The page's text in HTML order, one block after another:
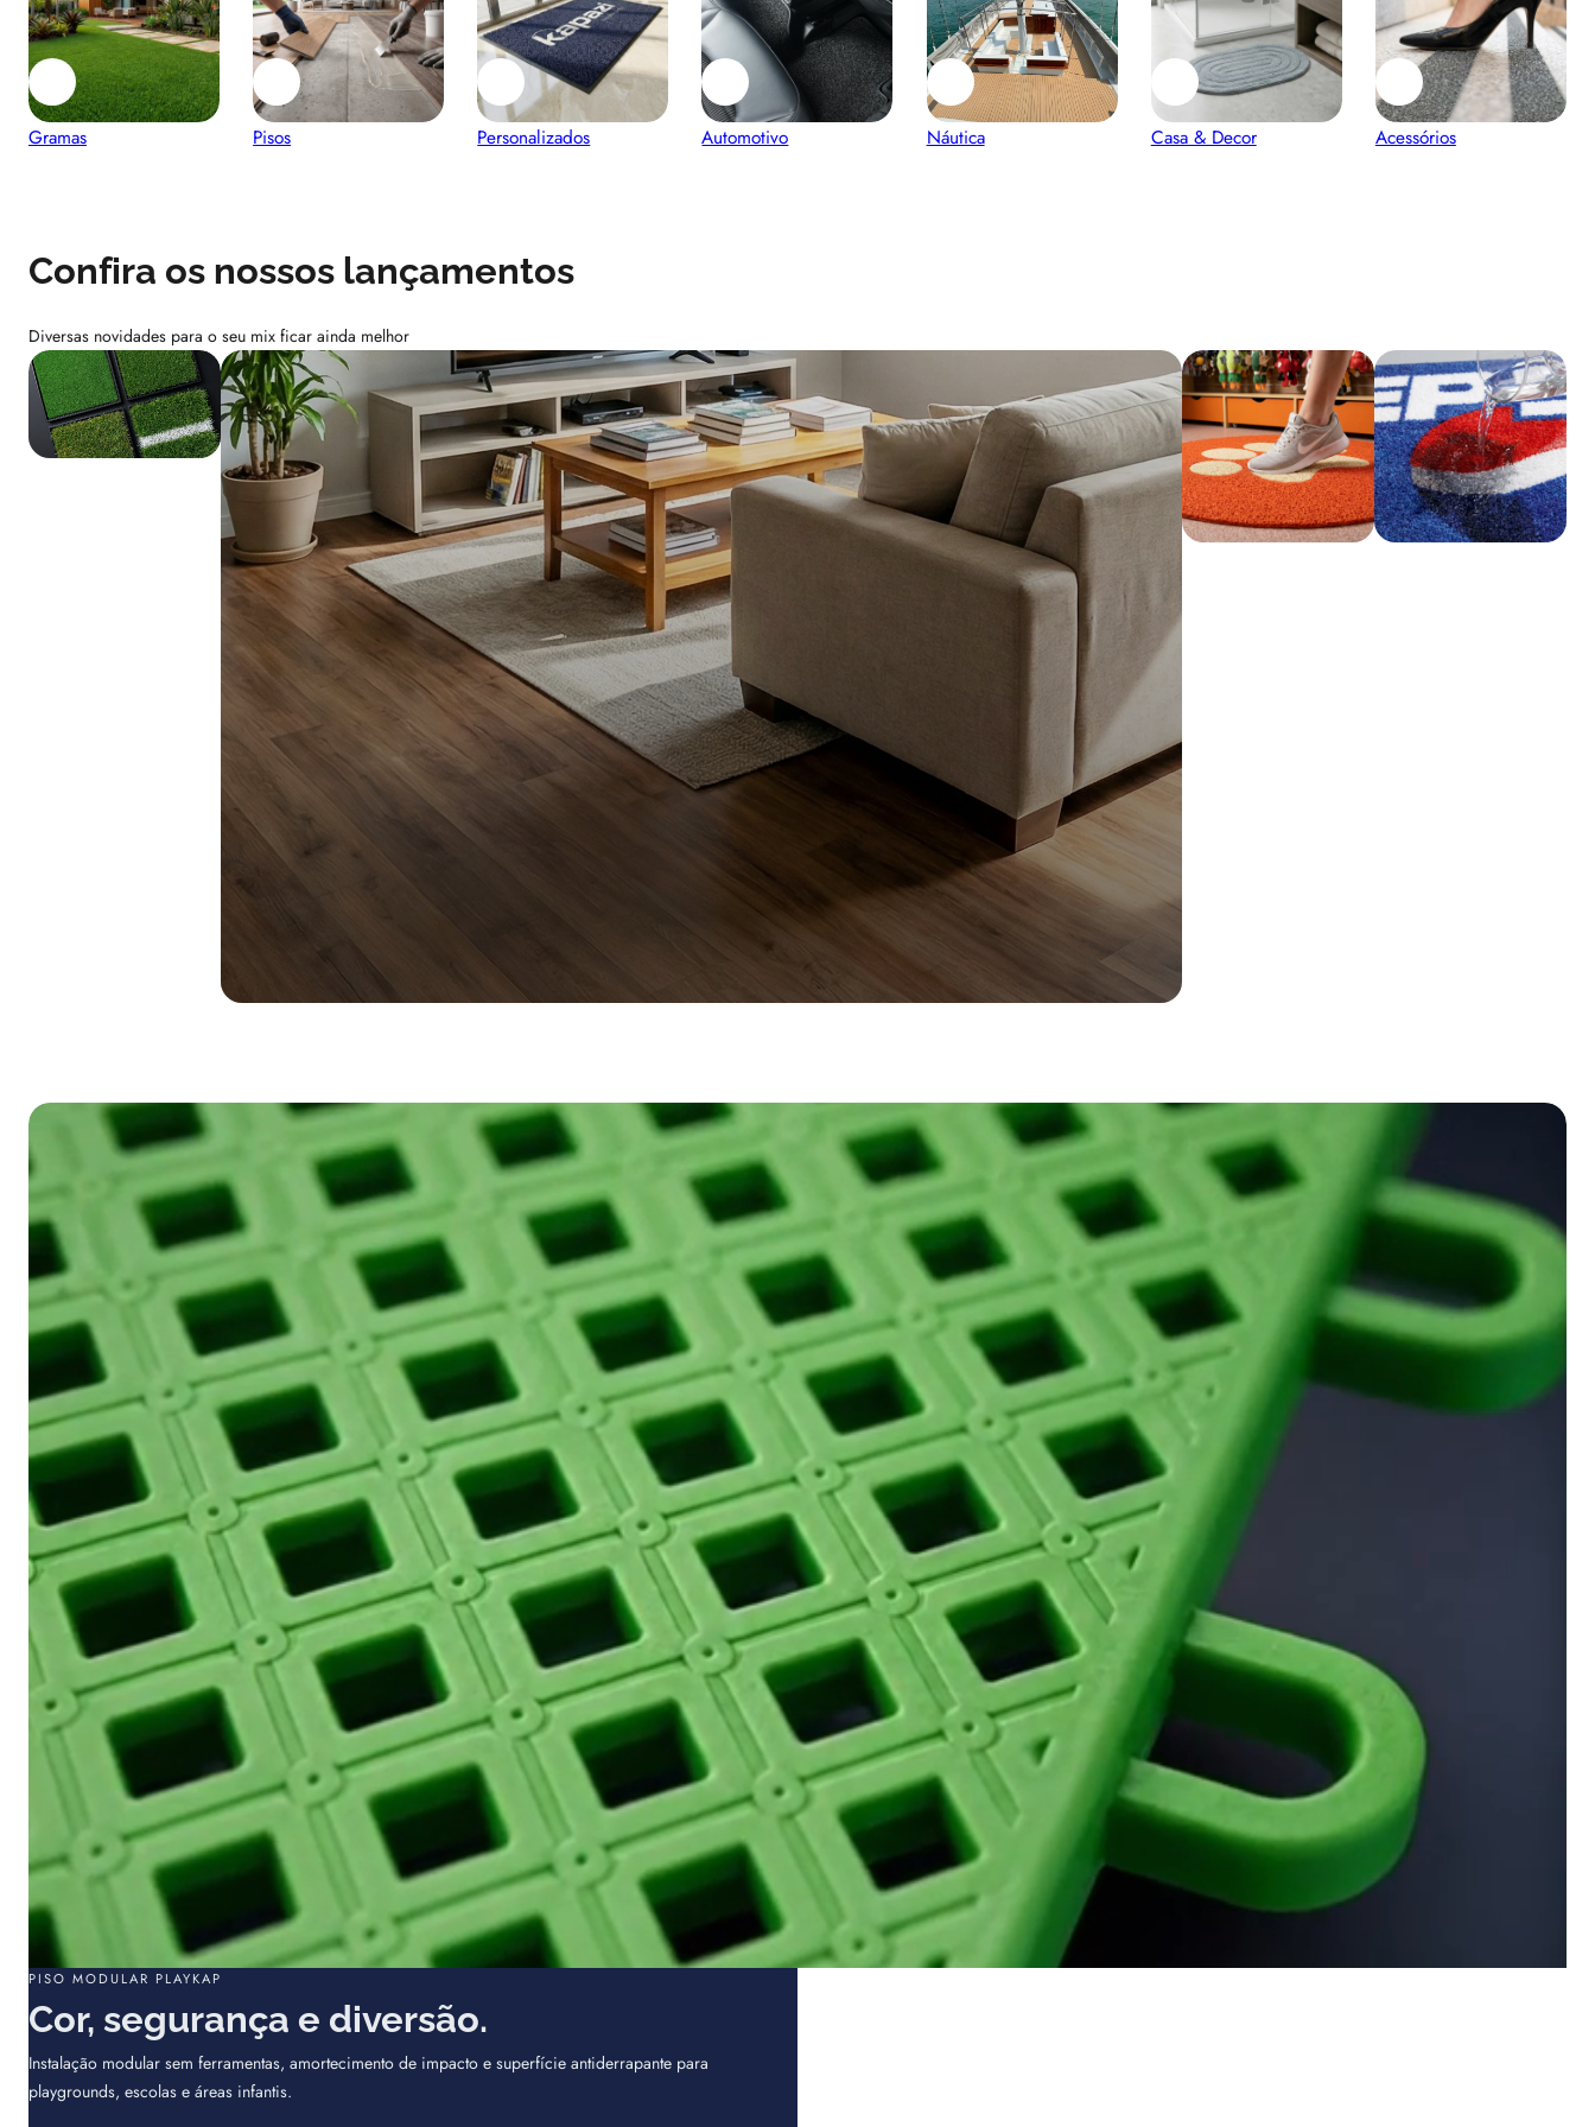
Gramas Pisos Personalizados Automotivo Náutica Casa & Decor Acessórios
Confira os nossos lançamentos
Diversas novidades para o seu mix ficar ainda melhor
PISO MODULAR PLAYKAP
Cor, segurança e diversão.
Instalação modular sem ferramentas, amortecimento de impacto e superfície antiderrapante para
playgrounds, escolas e áreas infantis.